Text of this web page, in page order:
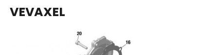
VEVAXEL